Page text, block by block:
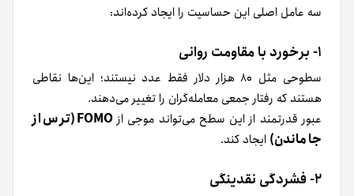
سه عامل اصلی این حساسیت را ایجاد کرده‌اند:
۱- برخورد با مقاومت روانی
سطوحی مثل ۸۰ هزار دلار فقط عدد نیستند؛ این‌ها نقاطی
هستند که رفتار جمعی معامله‌گران را تغییر می‌دهند.
عبور قدرتمند از این سطح می‌تواند موجی از
FOMO (ترس از
جا ماندن) ایجاد کند.
۲- فشردگی نقدینگی